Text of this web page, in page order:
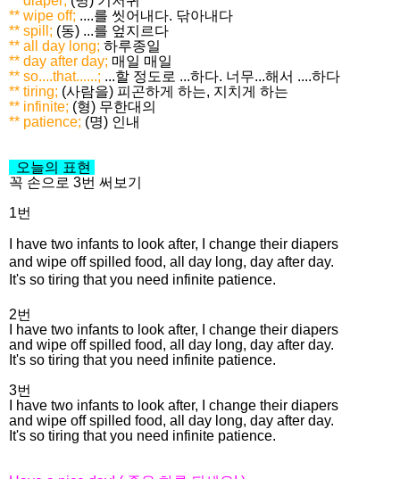
** wipe off; ....를 씻어내다. 닦아내다
** spill; (동) ...를 엎지르다
** all day long; 하루종일
** day after day; 매일 매일
** so....that......; ...할 정도로 ...하다. 너무...해서 ....하다
** tiring; (사람을) 피곤하게 하는, 지치게 하는
** infinite; (형) 무한대의
** patience; (명) 인내
오늘의 표현
꼭 손으로 3번 써보기
1번
I have two infants to look after, I change their diapers
and wipe off spilled food, all day long, day after day.
It's so tiring that you need infinite patience.
2번
I have two infants to look after, I change their diapers
and wipe off spilled food, all day long, day after day.
It's so tiring that you need infinite patience.
3번
I have two infants to look after, I change their diapers
and wipe off spilled food, all day long, day after day.
It's so tiring that you need infinite patience.